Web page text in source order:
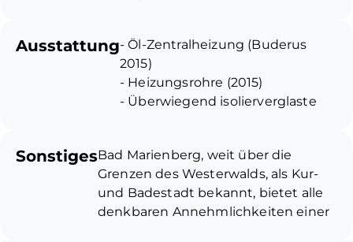
1936 errichtet und über die
Jahrzehnte hinweg
erweitert/modernisiert. 1977-
1979 entstand ein Anbau an der
im EG und OG. Zwischen 1986-
1988 wurde an der rechten
Querseite erweitert. Der
Dachgeschossausbau fand ca.
Ausstattung- Öl-Zentralheizung (Buderus
2015)
- Heizungsrohre (2015)
- Überwiegend isolierverglaste
- Böden: Fliesen, Laminat, PVC
- Elektrik (2015 bis heute)
- separate Zähler für jede
Wohneinheit
SonstigesBad Marienberg, weit über die
Grenzen des Westerwalds, als Kur-
und Badestadt bekannt, bietet alle
denkbaren Annehmlichkeiten einer